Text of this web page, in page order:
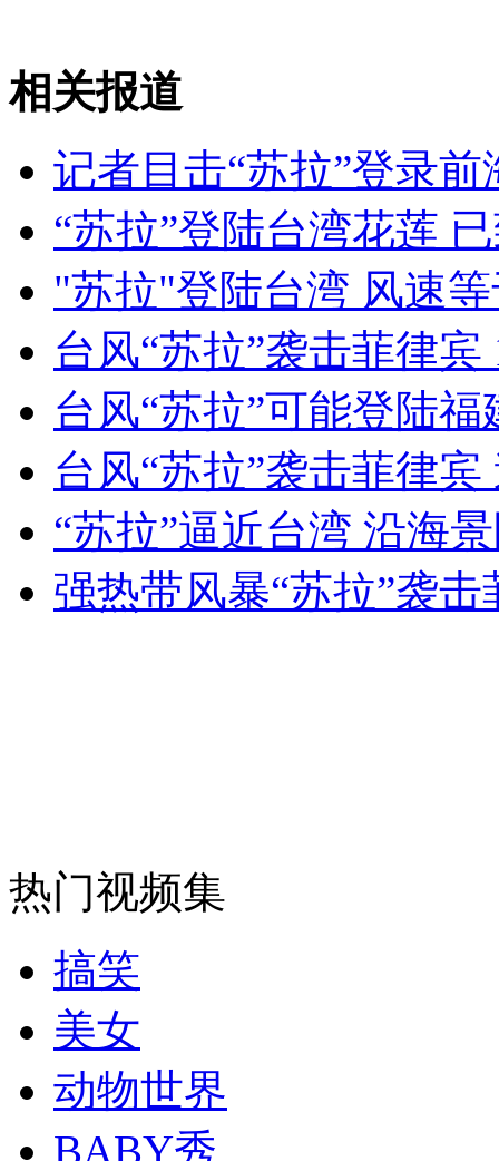
山西运城恶犬咬伤多人 警民合力深夜将其击毙
女孩北京地铁殴打老人 痛下狠手拳打脚踢
无痛分娩是否安全 医生回应
外交部：反对强权政治霸凌主义
外交部：有关国家言论片面不公正
安徽一实载49人客车翻车
纽约上演“枕头大战”
司机酒驾遇交警 急速倒车逃窜
相关报道
记者目击“苏拉”登录前
“苏拉”登陆台湾花莲
"苏拉"登陆台湾 风速
台风“苏拉”袭击菲律
台风“苏拉”可能登陆
台风“苏拉”袭击菲律
“苏拉”逼近台湾 沿海
强热带风暴“苏拉”袭
热门视频集
搞笑
美女
动物世界
BABY秀